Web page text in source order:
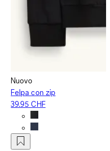
Nuovo
Felpa con zip
39.95 CHF